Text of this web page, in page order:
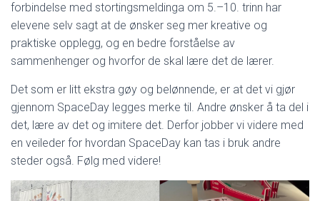
forbindelse med stortingsmeldinga om 5.–10. trinn har
elevene selv sagt at de ønsker seg mer kreative og
praktiske opplegg, og en bedre forståelse av
sammenhenger og hvorfor de skal lære det de lærer.
Det som er litt ekstra gøy og belønnende, er at det vi gjør
gjennom SpaceDay legges merke til. Andre ønsker å ta del i
det, lære av det og imitere det. Derfor jobber vi videre med
en veileder for hvordan SpaceDay kan tas i bruk andre
steder også. Følg med videre!